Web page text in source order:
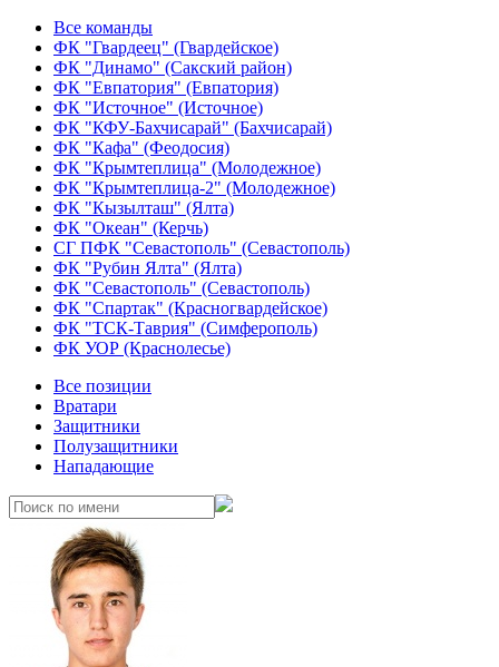
Все команды
ФК "Гвардеец" (Гвардейское)
ФК "Динамо" (Сакский район)
ФК "Евпатория" (Евпатория)
ФК "Источное" (Источное)
ФК "КФУ-Бахчисарай" (Бахчисарай)
ФК "Кафа" (Феодосия)
ФК "Крымтеплица" (Молодежное)
ФК "Крымтеплица-2" (Молодежное)
ФК "Кызылташ" (Ялта)
ФК "Океан" (Керчь)
СГ ПФК "Севастополь" (Севастополь)
ФК "Рубин Ялта" (Ялта)
ФК "Севастополь" (Севастополь)
ФК "Спартак" (Красногвардейское)
ФК "ТСК-Таврия" (Симферополь)
ФК УОР (Краснолесье)
Все позиции
Вратари
Защитники
Полузащитники
Нападающие